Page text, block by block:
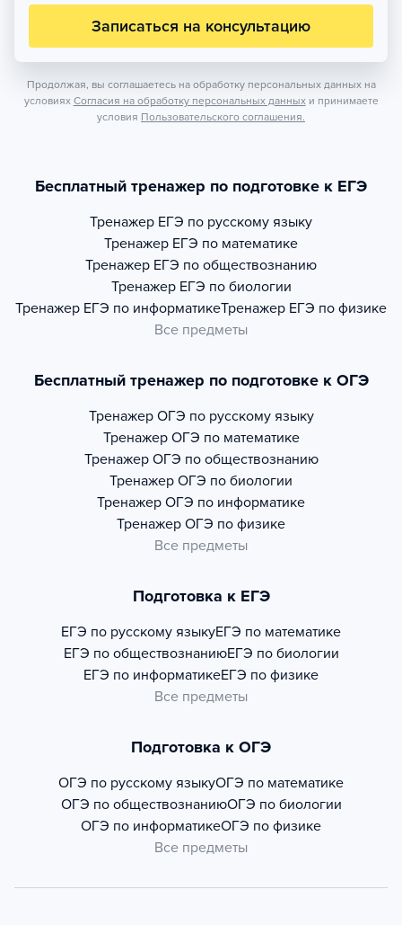
Записаться на консультацию
Продолжая, вы соглашаетесь на обработку персональных данных на
условиях Согласия на обработку персональных данных и принимаете
условия Пользовательского соглашения.
Бесплатный тренажер по подготовке к ЕГЭ
Тренажер ЕГЭ по русскому языку
Тренажер ЕГЭ по математике
Тренажер ЕГЭ по обществознанию
Тренажер ЕГЭ по биологии
Тренажер ЕГЭ по информатикеТренажер ЕГЭ по физике
Все предметы
Бесплатный тренажер по подготовке к ОГЭ
Тренажер ОГЭ по русскому языку
Тренажер ОГЭ по математике
Тренажер ОГЭ по обществознанию
Тренажер ОГЭ по биологии
Тренажер ОГЭ по информатике
Тренажер ОГЭ по физике
Все предметы
Подготовка к ЕГЭ
ЕГЭ по русскому языкуЕГЭ по математике
ЕГЭ по обществознаниюЕГЭ по биологии
ЕГЭ по информатикеЕГЭ по физике
Все предметы
Подготовка к ОГЭ
ОГЭ по русскому языкуОГЭ по математике
ОГЭ по обществознаниюОГЭ по биологии
ОГЭ по информатикеОГЭ по физике
Все предметы